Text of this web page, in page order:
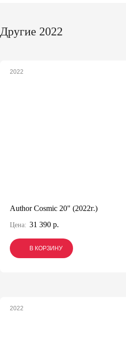
Другие 2022
2022
Author Cosmic 20" (2022г.)
Цена: 31 390 р.
В КОРЗИНУ
В КОРЗИНУ
В КОРЗИНУ
2022